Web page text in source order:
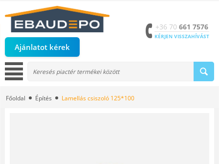
Ajánlatot kérek
+36 70 661 7576
KÉRJEN VISSZAHÍVÁST
Főoldal Építés Lamellás csiszoló 125*100